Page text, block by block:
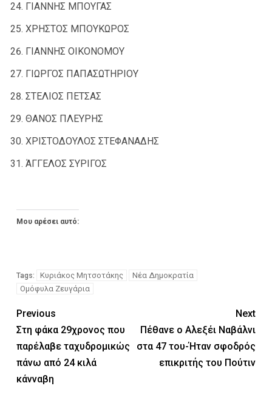
ΓΙΑΝΝΗΣ ΜΠΟΥΓΑΣ
ΧΡΗΣΤΟΣ ΜΠΟΥΚΩΡΟΣ
ΓΙΑΝΝΗΣ ΟΙΚΟΝΟΜΟΥ
ΓΙΩΡΓΟΣ ΠΑΠΑΣΩΤΗΡΙΟΥ
ΣΤΕΛΙΟΣ ΠΕΤΣΑΣ
ΘΑΝΟΣ ΠΛΕΥΡΗΣ
ΧΡΙΣΤΟΔΟΥΛΟΣ ΣΤΕΦΑΝΑΔΗΣ
ΆΓΓΕΛΟΣ ΣΥΡΙΓΟΣ
Μου αρέσει αυτό:
Tags: Κυριάκος Μητσοτάκης
Νέα Δημοκρατία
Ομόφυλα Ζευγάρια
Previous
Στη φάκα 29χρονος που
παρέλαβε ταχυδρομικώς
πάνω από 24 κιλά
κάνναβη
Next
Πέθανε ο Αλεξέι Ναβάλνι
στα 47 του-Ήταν σφοδρός
επικριτής του Πούτιν